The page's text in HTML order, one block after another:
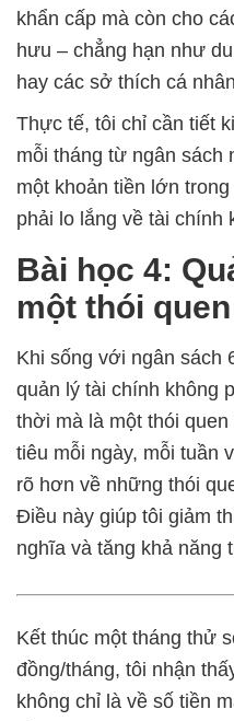
khẩn cấp mà còn cho
hưu – chẳng hạn như
hay các sở thích cá
Thực tế, tôi chỉ cần tiết
mỗi tháng từ ngân sách
một khoản tiền lớn
phải lo lắng về tài chính
Bài học 4:
một thói quen
Khi sống với ngân sách
quản lý tài chính không
thời mà là một thói
tiêu mỗi ngày, mỗi tuần
rõ hơn về những thói
Điều này giúp tôi giảm
nghĩa và tăng khả năng
Kết thúc một tháng thử
đồng/tháng, tôi nhận
không chỉ là về số tiền